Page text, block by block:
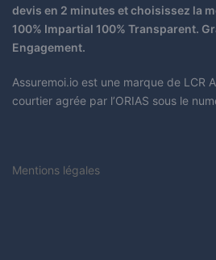
devis en 2 minutes et choisissez la
100% Impartial 100% Transparent.
Engagement.
Assuremoi.io est une marque de LCR
courtier agrée par l’ORIAS sous le
Mentions légales